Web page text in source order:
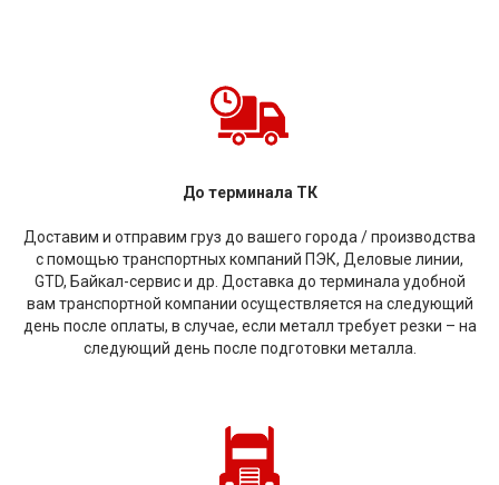
До терминала ТК
Доставим и отправим груз до вашего города / производства
с помощью транспортных компаний ПЭК, Деловые линии,
GTD, Байкал-сервис и др. Доставка до терминала удобной
вам транспортной компании осуществляется на следующий
день после оплаты, в случае, если металл требует резки – на
следующий день после подготовки металла.